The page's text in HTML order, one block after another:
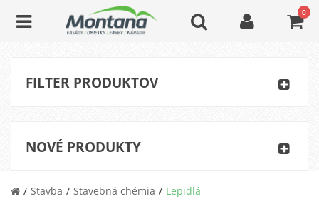
0
FILTER PRODUKTOV
NOVÉ PRODUKTY
Stavba Stavebná chémia Lepidlá